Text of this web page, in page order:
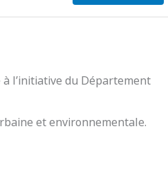
l’initiative du Département
et environnementale.